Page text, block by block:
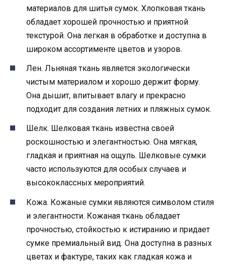
материалов для шитья сумок. Хлопковая ткань
обладает хорошей прочностью и приятной
текстурой. Она легкая в обработке и доступна в
широком ассортименте цветов и узоров.
Лен. Льняная ткань является экологически
чистым материалом и хорошо держит форму.
Она дышит, впитывает влагу и прекрасно
подходит для создания летних и пляжных сумок.
Шелк. Шелковая ткань известна своей
роскошностью и элегантностью. Она мягкая,
гладкая и приятная на ощупь. Шелковые сумки
часто используются для особых случаев и
высококлассных мероприятий.
Кожа. Кожаные сумки являются символом стиля
и элегантности. Кожаная ткань обладает
прочностью, стойкостью к истиранию и придает
сумке премиальный вид. Она доступна в разных
цветах и фактуре, таких как гладкая кожа и